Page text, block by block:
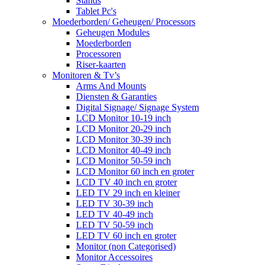
Tablet Pc's
Moederborden/ Geheugen/ Processors
Geheugen Modules
Moederborden
Processoren
Riser-kaarten
Monitoren & Tv’s
Arms And Mounts
Diensten & Garanties
Digital Signage/ Signage System
LCD Monitor 10-19 inch
LCD Monitor 20-29 inch
LCD Monitor 30-39 inch
LCD Monitor 40-49 inch
LCD Monitor 50-59 inch
LCD Monitor 60 inch en groter
LCD TV 40 inch en groter
LED TV 29 inch en kleiner
LED TV 30-39 inch
LED TV 40-49 inch
LED TV 50-59 inch
LED TV 60 inch en groter
Monitor (non Categorised)
Monitor Accessoires